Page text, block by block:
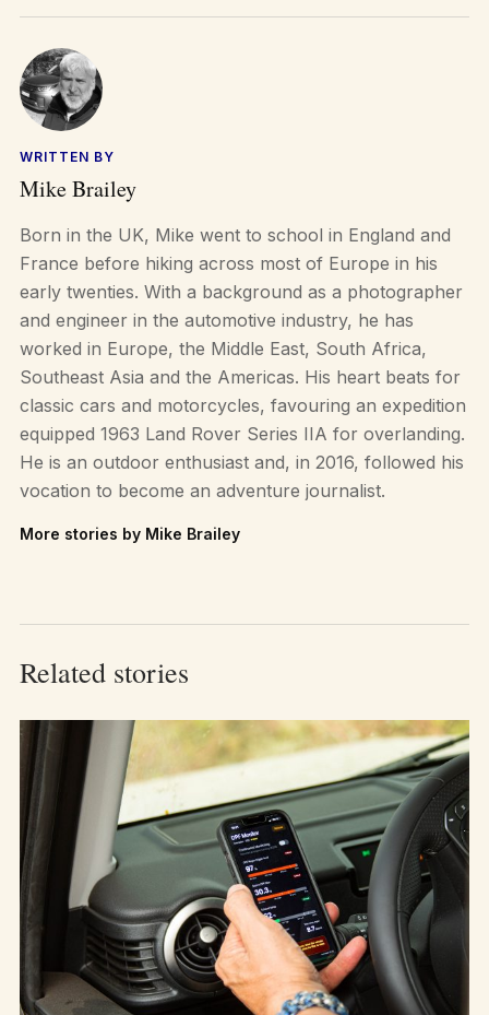
WRITTEN BY
Mike Brailey
Born in the UK, Mike went to school in England and
France before hiking across most of Europe in his
early twenties. With a background as a photographer
and engineer in the automotive industry, he has
worked in Europe, the Middle East, South Africa,
Southeast Asia and the Americas. His heart beats for
classic cars and motorcycles, favouring an expedition
equipped 1963 Land Rover Series IIA for overlanding.
He is an outdoor enthusiast and, in 2016, followed his
vocation to become an adventure journalist.
More stories by Mike Brailey
Related stories